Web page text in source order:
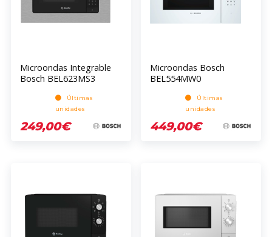
Microondas Integrable
Bosch BEL623MS3
Últimas
unidades
249,00€
Microondas Bosch
BEL554MW0
Últimas
unidades
449,00€